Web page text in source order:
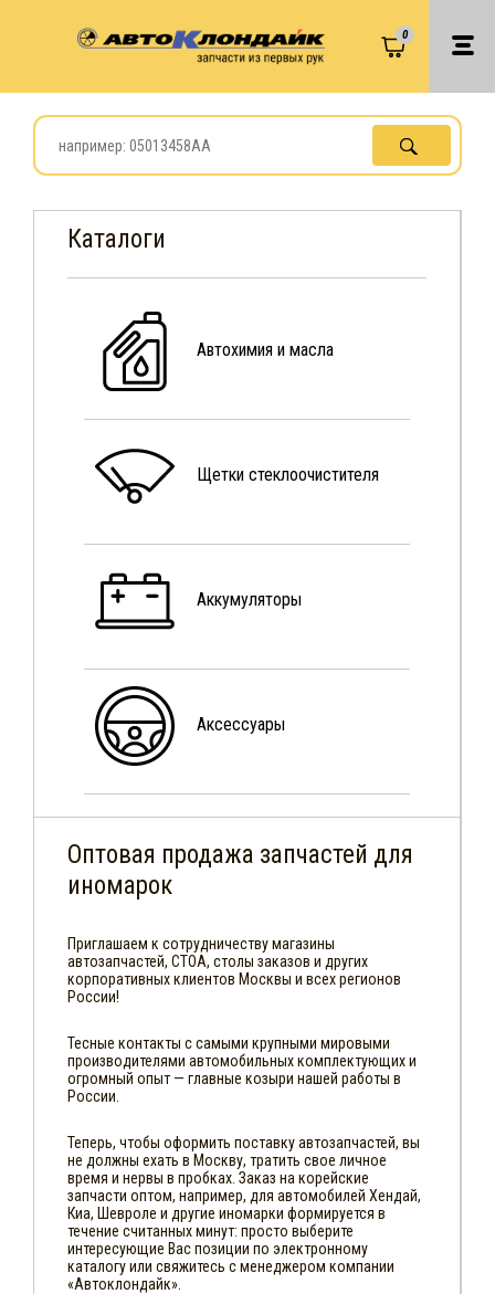
0
Каталоги
Автохимия и масла
Щетки стеклоочистителя
Аккумуляторы
Аксессуары
Оптовая продажа запчастей для
иномарок
Приглашаем к сотрудничеству магазины
автозапчастей, СТОА, столы заказов и других
корпоративных клиентов Москвы и всех регионов
России!
Тесные контакты с самыми крупными мировыми
производителями автомобильных комплектующих и
огромный опыт — главные козыри нашей работы в
России.
Теперь, чтобы оформить поставку автозапчастей, вы
не должны ехать в Москву, тратить свое личное
время и нервы в пробках. Заказ на корейские
запчасти оптом, например, для автомобилей Хендай,
Киа, Шевроле и другие иномарки формируется в
течение считанных минут: просто выберите
интересующие Вас позиции по электронному
каталогу или свяжитесь с менеджером компании
«Автоклондайк».